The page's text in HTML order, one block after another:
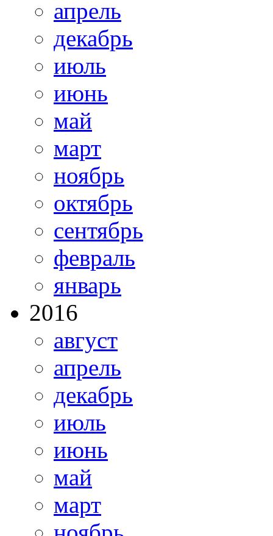
апрель
декабрь
июль
июнь
май
март
ноябрь
октябрь
сентябрь
февраль
январь
2016
август
апрель
декабрь
июль
июнь
май
март